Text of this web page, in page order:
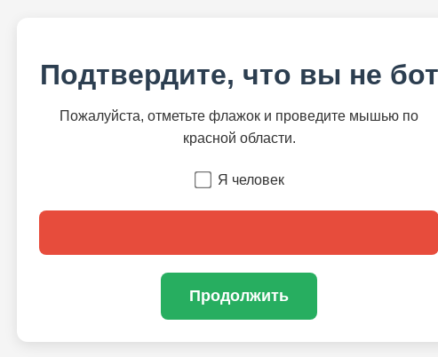
Подтвердите, что вы не бот
Пожалуйста, отметьте флажок и проведите мышью по
красной области.
Я человек
Продолжить